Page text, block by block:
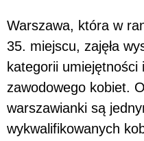
Warszawa, która w
35. miejscu, zajęła
kategorii umiejętności
zawodowego kobiet.
warszawianki są
wykwalifikowanych